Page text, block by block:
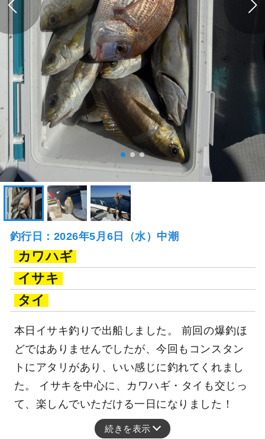
釣行日：2026年5月6日（水）中潮
カワハギ
イサキ
タイ
本日イサキ釣りで出船しました。 前回の爆釣ほ
どではありませんでしたが、今回もコンスタン
トにアタリがあり、いい感じに釣れてくれまし
た。 イサキを中心に、カワハギ・タイも交じっ
て、楽しんでいただける一日になりました！
続きを表示